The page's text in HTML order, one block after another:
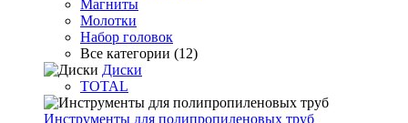
Магниты
Молотки
Набор головок
Все категории (12)
Диски
TOTAL
Инструменты для полипропиленовых труб